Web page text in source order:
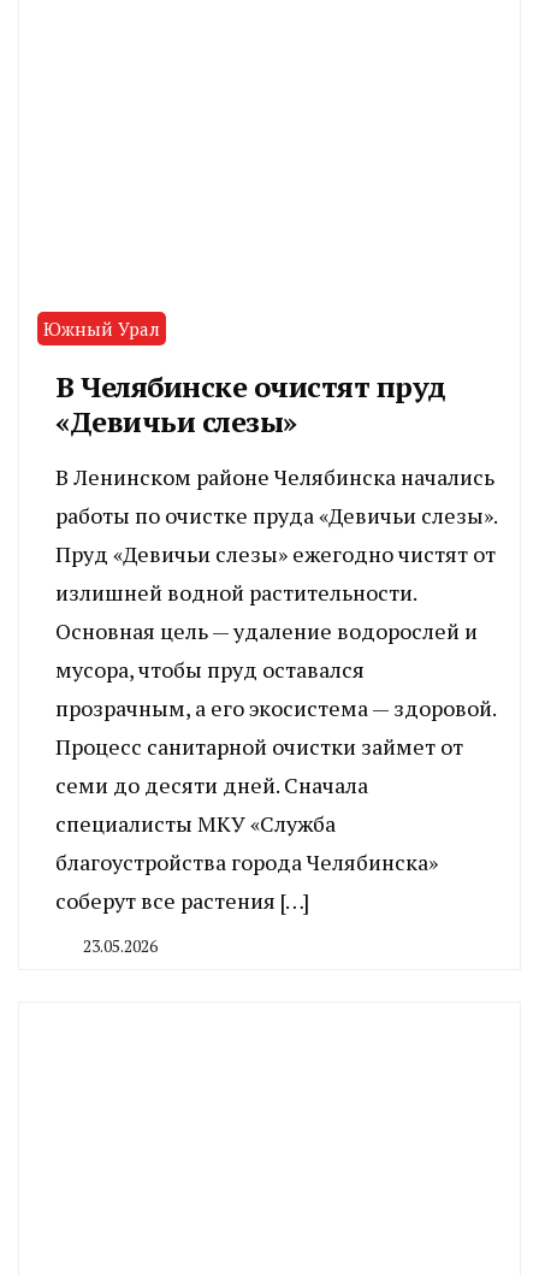
Южный Урал
В Челябинске очистят пруд
«Девичьи слезы»
В Ленинском районе Челябинска начались
работы по очистке пруда «Девичьи слезы».
Пруд «Девичьи слезы» ежегодно чистят от
излишней водной растительности.
Основная цель — удаление водорослей и
мусора, чтобы пруд оставался
прозрачным, а его экосистема — здоровой.
Процесс санитарной очистки займет от
семи до десяти дней. Сначала
специалисты МКУ «Служба
благоустройства города Челябинска»
соберут все растения […]
23.05.2026